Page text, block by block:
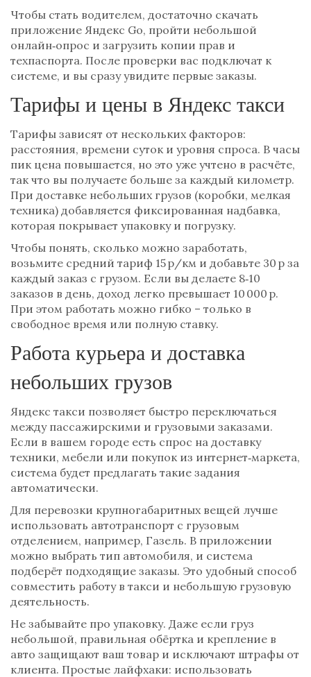
Чтобы стать водителем, достаточно скачать
приложение Яндекс Go, пройти небольшой
онлайн‑опрос и загрузить копии прав и
техпаспорта. После проверки вас подключат к
системе, и вы сразу увидите первые заказы.
Тарифы и цены в Яндекс такси
Тарифы зависят от нескольких факторов:
расстояния, времени суток и уровня спроса. В часы
пик цена повышается, но это уже учтено в расчёте,
так что вы получаете больше за каждый километр.
При доставке небольших грузов (коробки, мелкая
техника) добавляется фиксированная надбавка,
которая покрывает упаковку и погрузку.
Чтобы понять, сколько можно заработать,
возьмите средний тариф 15 р/км и добавьте 30 р за
каждый заказ с грузом. Если вы делаете 8‑10
заказов в день, доход легко превышает 10 000 р.
При этом работать можно гибко – только в
свободное время или полную ставку.
Работа курьера и доставка
небольших грузов
Яндекс такси позволяет быстро переключаться
между пассажирскими и грузовыми заказами.
Если в вашем городе есть спрос на доставку
техники, мебели или покупок из интернет‑маркета,
система будет предлагать такие задания
автоматически.
Для перевозки крупногабаритных вещей лучше
использовать автотранспорт с грузовым
отделением, например, Газель. В приложении
можно выбрать тип автомобиля, и система
подберёт подходящие заказы. Это удобный способ
совместить работу в такси и небольшую грузовую
деятельность.
Не забывайте про упаковку. Даже если груз
небольшой, правильная обёртка и крепление в
авто защищают ваш товар и исключают штрафы от
клиента. Простые лайфхаки: использовать